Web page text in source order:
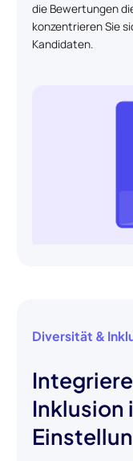
die Bewertungen
konzentrieren Sie
Kandidaten.
Diversität &
Inklusion